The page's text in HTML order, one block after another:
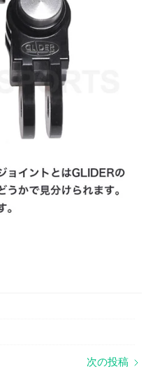
次の投稿